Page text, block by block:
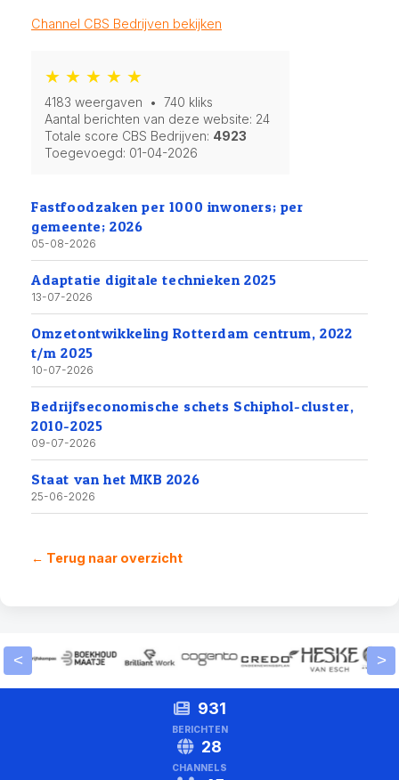
Channel CBS Bedrijven bekijken
★ ★ ★ ★ ★
4183 weergaven • 740 kliks
Aantal berichten van deze website: 24
Totale score CBS Bedrijven: 4923
Toegevoegd: 01-04-2026
Fastfoodzaken per 1000 inwoners; per
gemeente; 2026
05-08-2026
Adaptatie digitale technieken 2025
13-07-2026
Omzetontwikkeling Rotterdam centrum, 2022
t/m 2025
10-07-2026
Bedrijfseconomische schets Schiphol-cluster,
2010-2025
09-07-2026
Staat van het MKB 2026
25-06-2026
← Terug naar overzicht
< >
931
BERICHTEN
28
CHANNELS